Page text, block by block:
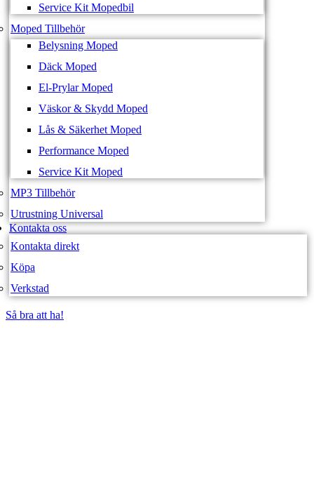
Service Kit Mopedbil
Moped Tillbehör
Belysning Moped
Däck Moped
El-Prylar Moped
Väskor & Skydd Moped
Lås & Säkerhet Moped
Performance Moped
Service Kit Moped
MP3 Tillbehör
Utrustning Universal
Kontakta oss
Kontakta direkt
Köpa
Verkstad
Så bra att ha!